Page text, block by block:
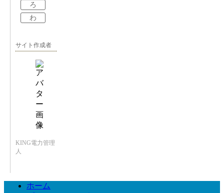
ろ
わ
サイト作成者
KING電力管理
人
ホーム